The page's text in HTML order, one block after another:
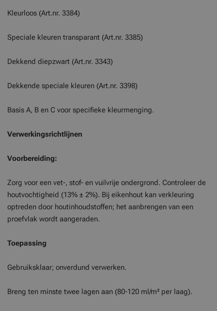
Kleurloos (Art.nr. 3384)
Speciale kleuren transparant (Art.nr. 3385)
Dekkend diepzwart (Art.nr. 3343)
Dekkende speciale kleuren (Art.nr. 3398)
Basis A, B en C voor specifieke kleurmenging.
Verwerkingsrichtlijnen
Voorbereiding:
Zorg voor een vet-, stof- en vuilvrije ondergrond. Controleer de
houtvochtigheid (13% ± 2%). Bij eikenhout kan verkleuring
optreden door houtinhoudstoffen; het aanbrengen van een
proefvlak wordt aangeraden.
Toepassing
Gebruiksklaar; onverdund verwerken.
Breng ten minste twee lagen aan (80-120 ml/m² per laag).